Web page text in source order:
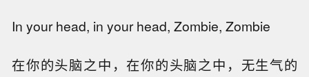
In your head, in your head, Zombie, Zombie
在你的头脑之中，在你的头脑之中，无生气的